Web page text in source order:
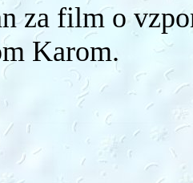
za film o
Karom.